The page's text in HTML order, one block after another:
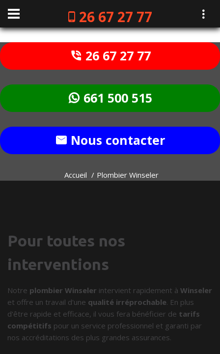
26 67 27 77
26 67 27 77
661 500 515
Nous contacter
Accueil Plombier Winseler
Pour toutes nos
interventions
Notre plombier Winseler intervient rapidement à Winseler
et offre un travail d'une qualité irréprochable. En plus
d'être rapide et efficace, il vous fera bénéficier de tarifs
compétitifs pour un service professionnel et garanti par
nos accréditations des plus grandes assurances.